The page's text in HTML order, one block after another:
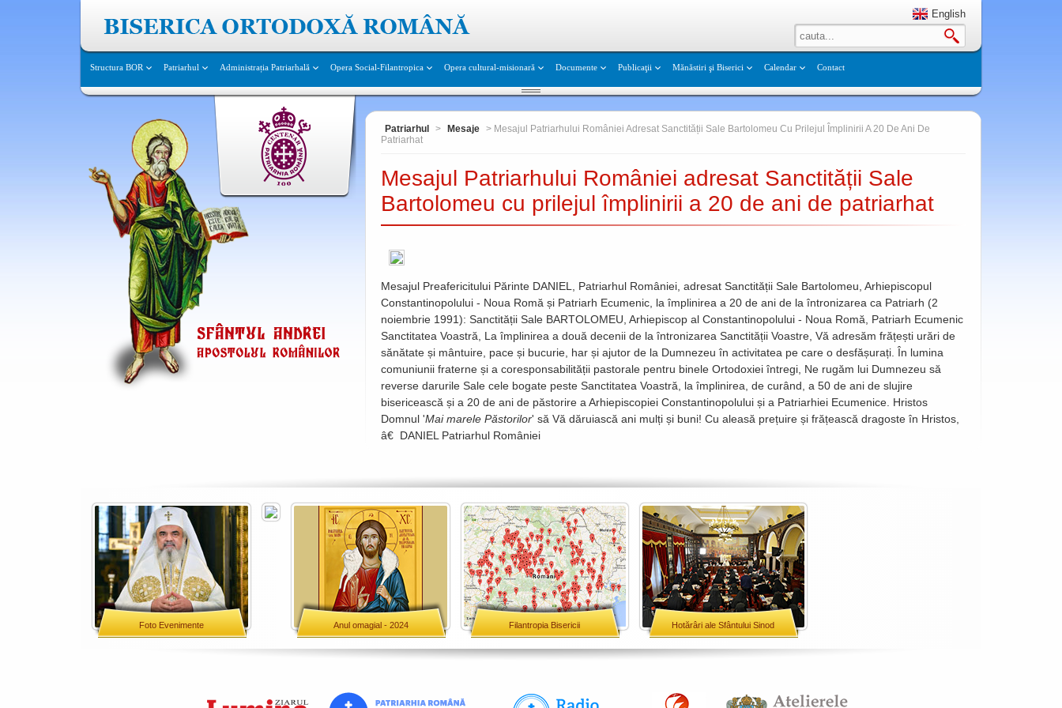
English
Structura BOR Patriarhul Administrația Patriarhală Opera Social-Filantropica Opera cultural-misionară Documente Publicaţii Mănăstiri şi Biserici Calendar Contact
Patriarhul > Mesaje > Mesajul Patriarhului României Adresat Sanctității Sale Bartolomeu Cu Prilejul Împlinirii A 20 De Ani De
Patriarhat
Mesajul Patriarhului României adresat Sanctității Sale
Bartolomeu cu prilejul împlinirii a 20 de ani de patriarhat
Mesajul Preafericitului Părinte DANIEL, Patriarhul României, adresat Sanctității Sale Bartolomeu, Arhiepiscopul
Constantinopolului - Noua Romă și Patriarh Ecumenic, la împlinirea a 20 de ani de la întronizarea ca Patriarh (2
noiembrie 1991): Sanctității Sale BARTOLOMEU, Arhiepiscop al Constantinopolului - Noua Romă, Patriarh Ecumenic
Sanctitatea Voastră, La împlinirea a două decenii de la întronizarea Sanctității Voastre, Vă adresăm frățești urări de
sănătate și mântuire, pace și bucurie, har și ajutor de la Dumnezeu în activitatea pe care o desfășurați. În lumina
comuniunii fraterne și a coresponsabilității pastorale pentru binele Ortodoxiei întregi, Ne rugăm lui Dumnezeu să
reverse darurile Sale cele bogate peste Sanctitatea Voastră, la împlinirea, de curând, a 50 de ani de slujire
bisericească și a 20 de ani de păstorire a Arhiepiscopiei Constantinopolului și a Patriarhiei Ecumenice. Hristos
Domnul 'Mai marele Păstorilor' să Vă dăruiască ani mulți și buni! Cu aleasă prețuire și frățească dragoste în Hristos,
â€ DANIEL Patriarhul României
Foto Evenimente Anul omagial - 2024 Filantropia Bisericii Hotărâri ale Sfântului Sinod